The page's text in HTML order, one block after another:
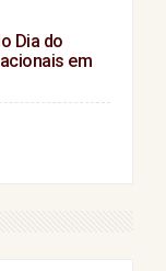
Dia do
em